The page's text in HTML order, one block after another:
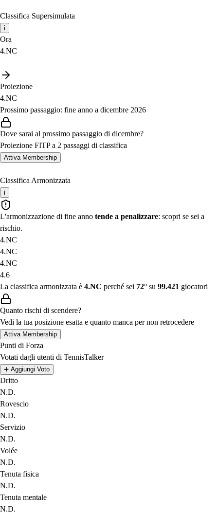
Classifica Supersimulata
i
Ora
4.NC
Proiezione
4.NC
Prossimo passaggio: fine anno a dicembre 2026
Dove sarai al prossimo passaggio di dicembre?
Proiezione FITP a 2 passaggi di classifica
Attiva Membership
Classifica Armonizzata
i
L'armonizzazione di fine anno tende a penalizzare: scopri se sei a
rischio.
4.NC
4.NC
4.NC
4.6
La classifica armonizzata è 4.NC perché sei 72° su 99.421 giocatori
Quanto rischi di scendere?
Vedi la tua posizione esatta e quanto manca per non retrocedere
Attiva Membership
Punti di Forza
Votati dagli utenti di TennisTalker
➕ Aggiungi Voto
Dritto
N.D.
Rovescio
N.D.
Servizio
N.D.
Volée
N.D.
Tenuta fisica
N.D.
Tenuta mentale
N.D.